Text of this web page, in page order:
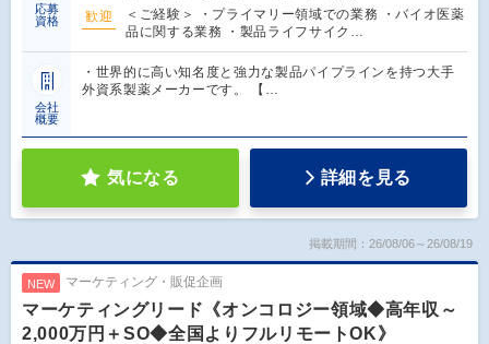
応募
資格
歓迎
＜ご経験＞ ・プライマリー領域での業務 ・バイオ医薬
品に関する業務 ・製品ライフサイク…
会社
概要
・世界的に高い知名度と強力な製品パイプラインを持つ大手
外資系製薬メーカーです。 【…
気になる 詳細を見る
掲載期間：26/08/06～26/08/19
NEW マーケティング・販促企画
マーケティングリード《オンコロジー領域◆高年収～
2,000万円＋SO◆全国よりフルリモートOK》